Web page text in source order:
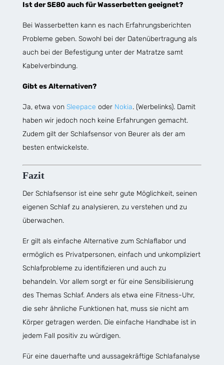
Ist der SE80 auch für Wasserbetten geeignet?
Bei Wasserbetten kann es nach Erfahrungsberichten
Probleme geben. Sowohl bei der Datenübertragung als
auch bei der Befestigung unter der Matratze samt
Kabelverbindung.
Gibt es Alternativen?
Ja, etwa von Sleepace oder Nokia. (Werbelinks). Damit
haben wir jedoch noch keine Erfahrungen gemacht.
Zudem gilt der Schlafsensor von Beurer als der am
besten entwickelste.
Fazit
Der Schlafsensor ist eine sehr gute Möglichkeit, seinen
eigenen Schlaf zu analysieren, zu verstehen und zu
überwachen.
Er gilt als einfache Alternative zum Schlaflabor und
ermöglich es Privatpersonen, einfach und unkompliziert
Schlafprobleme zu identifizieren und auch zu
behandeln. Vor allem sorgt er für eine Sensibilisierung
des Themas Schlaf. Anders als etwa eine Fitness-Uhr,
die sehr ähnliche Funktionen hat, muss sie nicht am
Körper getragen werden. Die einfache Handhabe ist in
jedem Fall positiv zu würdigen.
Für eine dauerhafte und aussagekräftige Schlafanalyse